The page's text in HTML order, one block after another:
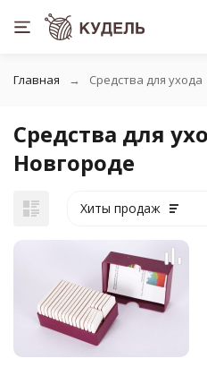
Главная Средства для ухода
Средства для
Новгороде
Хиты продаж